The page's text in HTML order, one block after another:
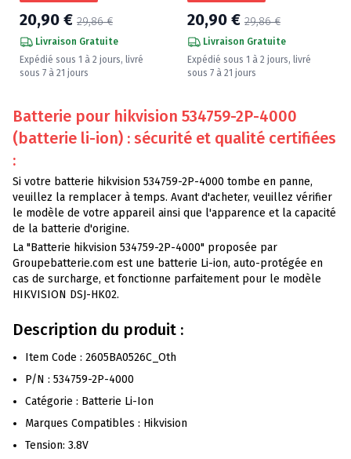
20,90 € 29,86 €
Livraison Gratuite
Expédié sous 1 à 2 jours, livré
sous 7 à 21 jours
20,90 € 29,86 €
Livraison Gratuite
Expédié sous 1 à 2 jours, livré
sous 7 à 21 jours
Batterie pour hikvision 534759-2P-4000
(batterie li-ion) : sécurité et qualité certifiées
:
Si votre batterie hikvision 534759-2P-4000 tombe en panne,
veuillez la remplacer à temps. Avant d'acheter, veuillez vérifier
le modèle de votre appareil ainsi que l'apparence et la capacité
de la batterie d'origine.
La "Batterie hikvision 534759-2P-4000" proposée par
Groupebatterie.com est une batterie Li-ion, auto-protégée en
cas de surcharge, et fonctionne parfaitement pour le modèle
HIKVISION DSJ-HK02.
Description du produit :
Item Code : 2605BA0526C_Oth
P/N : 534759-2P-4000
Catégorie : Batterie Li-Ion
Marques Compatibles : Hikvision
Tension: 3.8V